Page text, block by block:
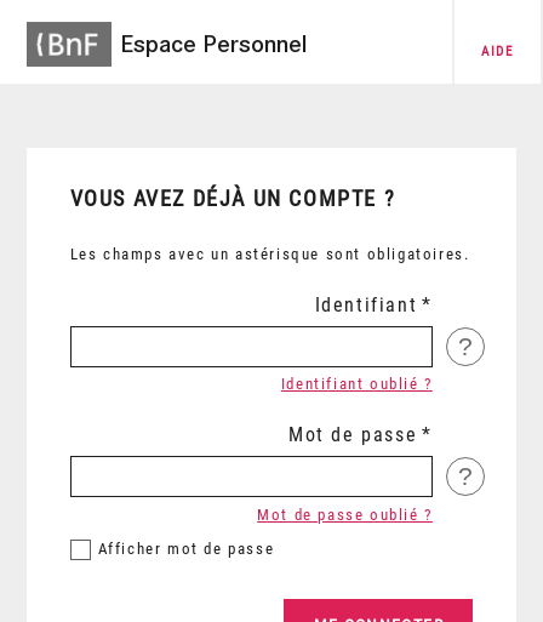
Espace Personnel AIDE
VOUS AVEZ DÉJÀ UN COMPTE ?
Les champs avec un astérisque sont obligatoires.
Identifiant
?
Identifiant oublié ?
Mot de passe
?
Afficher mot de passe
Mot de passe oublié ?